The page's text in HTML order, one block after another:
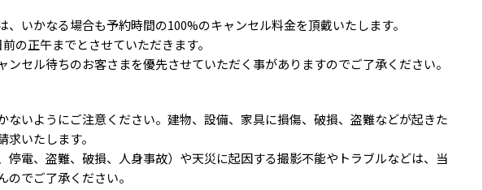
いかなる場合も予約時間の100%のキャンセル料金を頂戴いたします。
の正午までとさせていただきます。
セル待ちのお客さまを優先させていただく事がありますのでご了承ください。
いようにご注意ください。建物、設備、家具に損傷、破損、盗難などが起きた
いたします。
電、盗難、破損、人身事故）や天災に起因する撮影不能やトラブルなどは、当
でご了承ください。